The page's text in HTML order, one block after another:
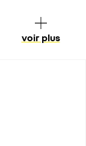
voir plus